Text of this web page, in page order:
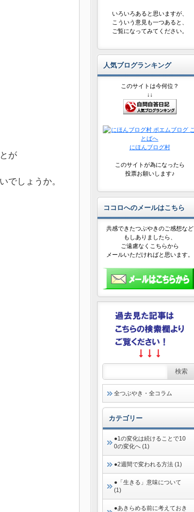
が
でしょうか。
いろいろあると思いますが、
こういう意見も一つあると、
ご覧になってみてください。
人気ブログランキング
このサイトは今何位？
↓↓
にほんブログ村
このサイトが為になったら
投票お願いします♪
ココロへのメールはこちら
共感できたつぶやきのご感想など
もしありましたら、
ご遠慮なくこちらから
メールいただければと思います。
全つぶやき・全コラム
カテゴリー
●1の変化は続けることで10
0の変化へ (1)
●2週間で変われる方法 (1)
●「生きる」意味について
(1)
●あきらめる前に考えておき